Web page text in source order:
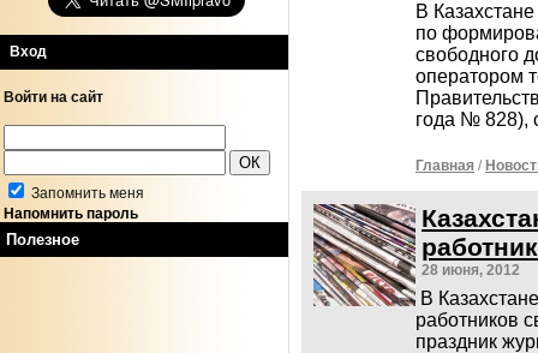
Вход
Войти на сайт
Запомнить меня
Напомнить пароль
Полезное
В
по
свободного
оператором
года № 828),
Главная /
28 июня, 2012
В
работников
праздник